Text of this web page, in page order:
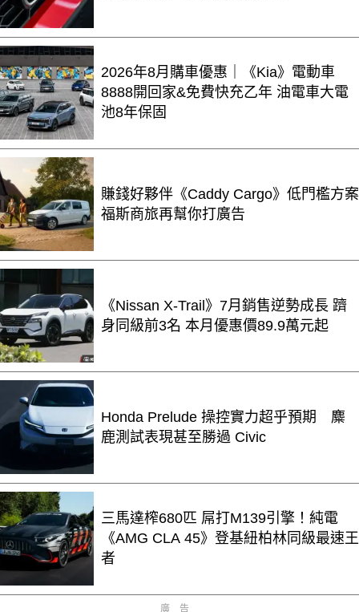
2026年8月購車優惠｜《Kia》電動車
8888開回家&免費快充乙年 油電車大電
池8年保固
賺錢好夥伴《Caddy Cargo》低門檻方案
福斯商旅再幫你打廣告
《Nissan X-Trail》7月銷售逆勢成長 躋
身同級前3名 本月優惠價89.9萬元起
Honda Prelude 操控實力超乎預期 麋
鹿測試表現甚至勝過 Civic
三馬達榨680匹 屌打M139引擎！純電
《AMG CLA 45》登基紐柏林同級最速王
者
廣告